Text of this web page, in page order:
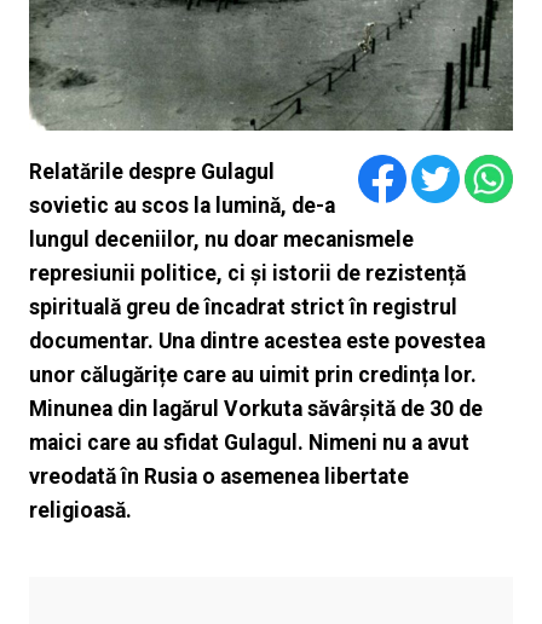
Relatările despre Gulagul
sovietic au scos la lumină, de-a
lungul deceniilor, nu doar mecanismele
represiunii politice, ci și istorii de rezistență
spirituală greu de încadrat strict în registrul
documentar. Una dintre acestea este povestea
unor călugărițe care au uimit prin credința lor.
Minunea din lagărul Vorkuta săvârșită de 30 de
maici care au sfidat Gulagul. Nimeni nu a avut
vreodată în Rusia o asemenea libertate
religioasă.